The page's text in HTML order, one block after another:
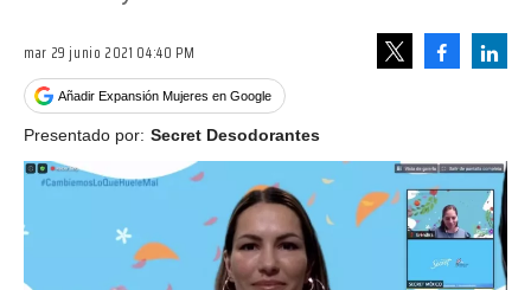
mar 29 junio 2021 04:40 PM
Añadir Expansión Mujeres en Google
Facebook
Presentado por: Secret Desodorantes